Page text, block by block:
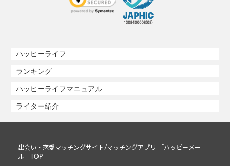
ハッピーライフ
ランキング
ハッピーライフマニュアル
ライター紹介
出会い・恋愛マッチングサイト/マッチングアプリ 「ハッピーメー
ル」TOP